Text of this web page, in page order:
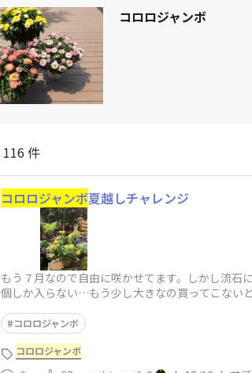
コロロジャンボ
116 件
コロロジャンボ夏越しチャレンジ
もう７月なので自由に咲かせてます。しかし流石
個しか入らない…もう少し大きなの買ってこない
コロロジャンボ
コロロジャンボ